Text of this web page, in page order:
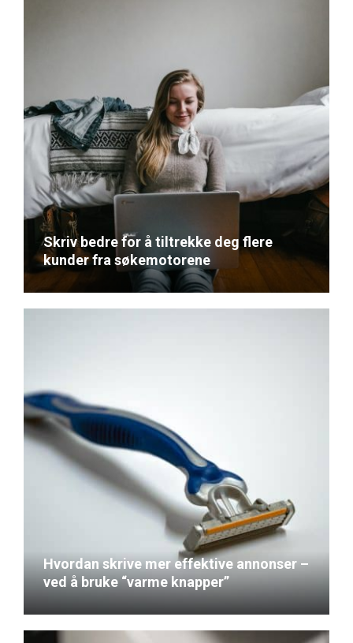
Skriv bedre for å tiltrekke deg flere
kunder fra søkemotorene
Hvordan skrive mer effektive annonser –
ved å bruke “varme knapper”